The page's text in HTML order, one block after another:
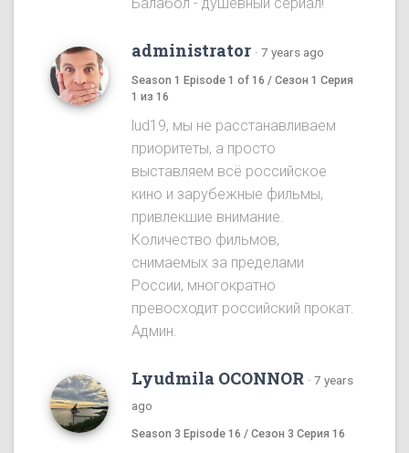
Балабол - душевный сериал!
administrator · 7 years ago
Season 1 Episode 1 of 16 / Сезон 1 Серия
1 из 16
lud19, мы не расстанавливаем
приоритеты, а просто
выставляем всё российское
кино и зарубежные фильмы,
привлекшие внимание.
Количество фильмов,
снимаемых за пределами
России, многократно
превосходит российский прокат.
Админ.
Lyudmila OCONNOR · 7 years
ago
Season 3 Episode 16 / Сезон 3 Серия 16